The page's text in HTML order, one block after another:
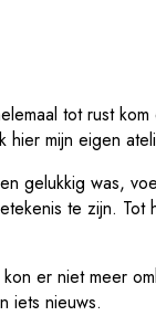
tot rust
mijn eigen
gelukkig was,
te zijn.
er niet meer
iets nieuws.